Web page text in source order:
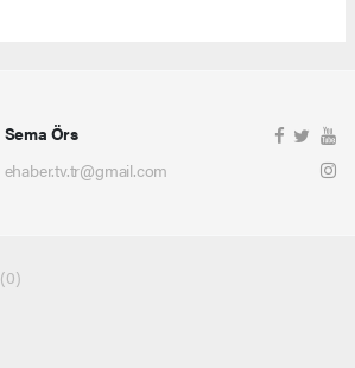
Sema Örs
ehaber.tv.tr@gmail.com
(0)